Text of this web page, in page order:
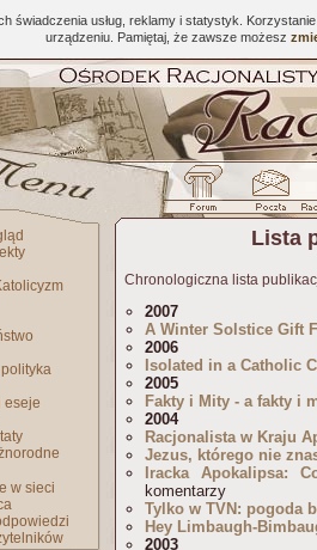
świadczenia usług, reklamy i statystyk.
urządzeniu. Pamiętaj, że zawsze możesz
eseje
w sieci
Lista
Chronologiczna lista
2007
A Winter Solstice Gift
2006
Isolated in a Catholic
2005
Fakty i Mity - a fakty i
2004
Racjonalista w Kraju
Jezus, którego nie
Iracka Apokalipsa:
komentarzy
Tylko w TVN: pogoda
Hey Limbaugh-
2003